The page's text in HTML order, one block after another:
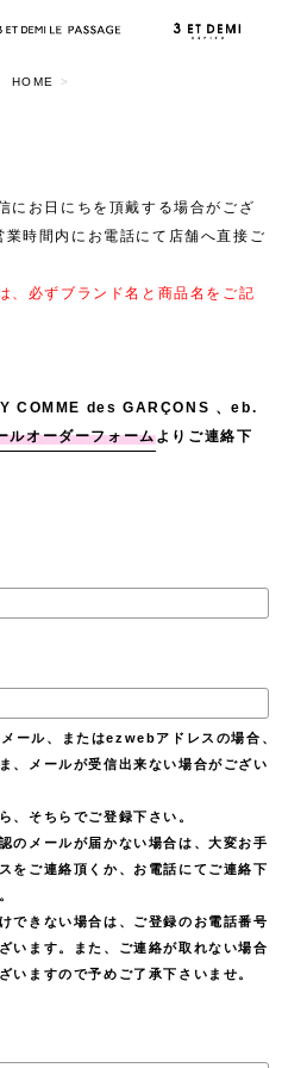
HOME >
にお日にちを頂戴する場合がござ
時間内にお電話にて店舗へ直接ご
、必ずブランド名と商品名をご記
COMME des GARÇONS 、eb.
ルオーダーフォームよりご連絡下
ール、またはezwebアドレスの場合、
、メールが受信出来ない場合がござい
、そちらでご登録下さい。
のメールが届かない場合は、大変お手
をご連絡頂くか、お電話にてご連絡下
できない場合は、ご登録のお電話番号
います。また、ご連絡が取れない場合
いますので予めご了承下さいませ。